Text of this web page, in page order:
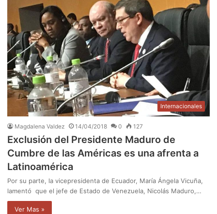
Internacionales
Magdalena Valdez 14/04/2018 0 127
Exclusión del Presidente Maduro de
Cumbre de las Américas es una afrenta a
Latinoamérica
Por su parte, la vicepresidenta de Ecuador, María Ángela Vicuña,
lamentó que el jefe de Estado de Venezuela, Nicolás Maduro,…
Ver Mas »